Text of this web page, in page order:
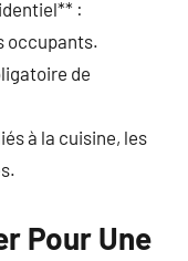
:
occupants.
de
à la cuisine, les
Pour Une